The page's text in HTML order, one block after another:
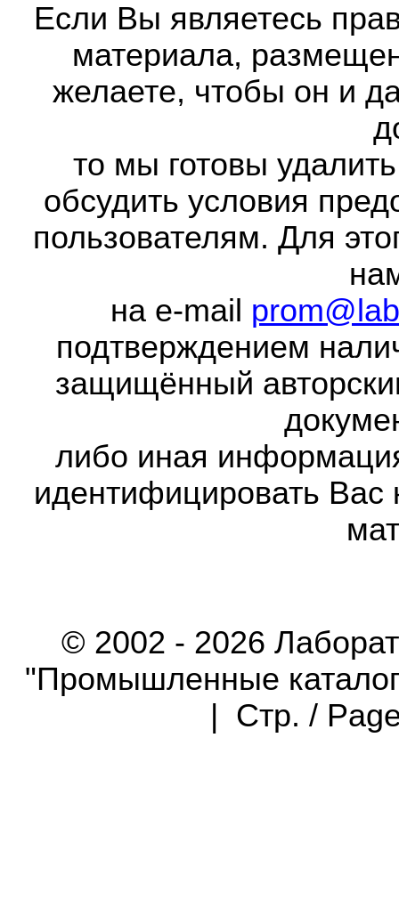
Если Вы являетесь
материала,
желаете, чтобы он и
то мы готовы
обсудить условия
пользователям. Для
на e-mail
подтверждением
защищённый
либо иная
идентифицировать Вас
© 2002 - 2026
"Промышленные
| Стр. /